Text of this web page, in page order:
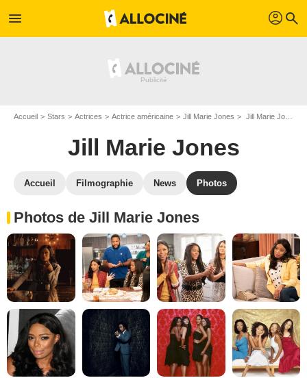
menu profil search
Accueil Stars Actrices Actrice américaine Jill Marie Jones Jill Marie Jones : Photos de ses films et séries
Jill Marie Jones
Accueil Filmographie News Photos
Photos de Jill Marie Jones